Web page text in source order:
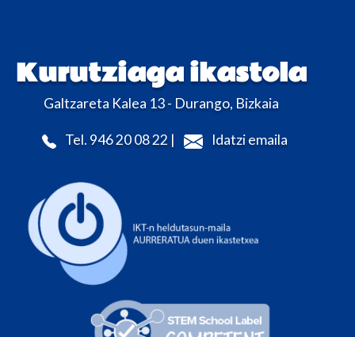
Kurutziaga ikastola
Galtzareta Kalea 13 - Durango, Bizkaia
Tel. 946 20 08 22 | Idatzi emaila